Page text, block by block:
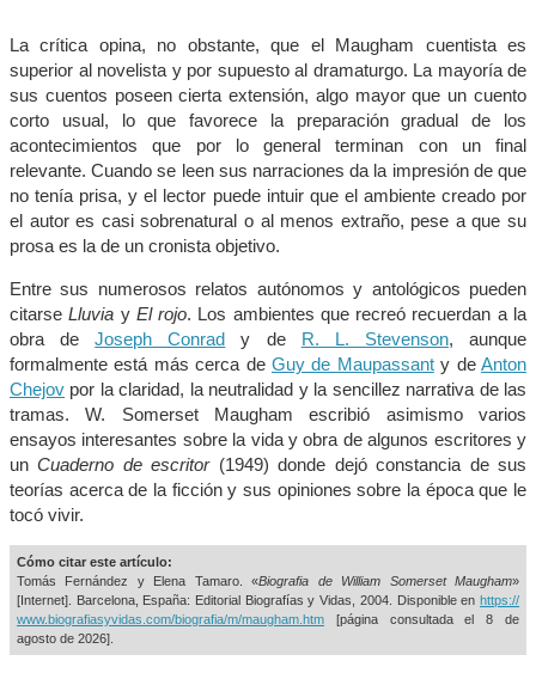
La crítica opina, no obstante, que el Maugham cuentista es
superior al novelista y por supuesto al dramaturgo. La mayoría de
sus cuentos poseen cierta extensión, algo mayor que un cuento
corto usual, lo que favorece la preparación gradual de los
acontecimientos que por lo general terminan con un final
relevante. Cuando se leen sus narraciones da la impresión de que
no tenía prisa, y el lector puede intuir que el ambiente creado por
el autor es casi sobrenatural o al menos extraño, pese a que su
prosa es la de un cronista objetivo.
Entre sus numerosos relatos autónomos y antológicos pueden
citarseLluvia y El rojo. Los ambientes que recreó recuerdan a la
obra deJoseph Conrad y de R. L. Stevenson, aunque
formalmente está más cerca de Guy de Maupassanty deAnton
Chejov por la claridad, la neutralidad y la sencillez narrativa de las
tramas. W. Somerset Maugham escribió asimismo varios
ensayos interesantes sobre la vida y obra de algunos escritores y
unCuaderno de escritor(1949) donde dejó constancia de sus
teorías acerca de la ficción y sus opiniones sobre la época que le
tocó vivir.
Cómo citar este artículo:
Tomás Fernández y Elena Tamaro. «Biografia de William Somerset Maugham»
[Internet]. Barcelona, España: Editorial Biografías y Vidas, 2004. Disponible en https://
www.biografiasyvidas.com/biografia/m/maugham.htm
[página consultada el8 de
agosto de 2026].